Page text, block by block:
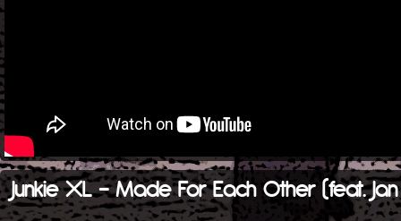
Junkie XL - Made For Each Other (feat.